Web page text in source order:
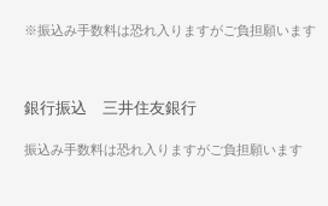
※振込み手数料は恐れ入りますがご負担願います
銀行振込 三井住友銀行
振込み手数料は恐れ入りますがご負担願います